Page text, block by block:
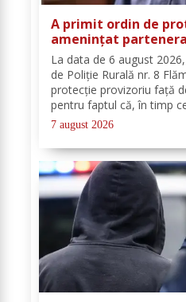
A primit ordin de
amenințat
mesagerie
La data de 6 august
de Poliție Rurală nr. 8
protecție provizoriu față
pentru faptul că, în timp
stat, și-ar fi amenințat
mesaje transmise...
7 august 2026